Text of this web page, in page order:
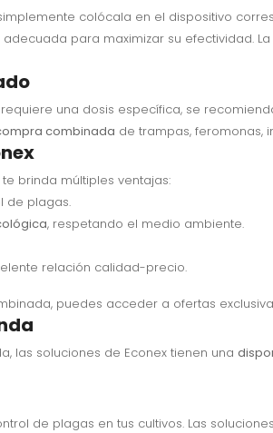
colócala en el dispositivo
para maximizar su efectividad.
una dosis específica, se
combinada de trampas, feromonas,
brinda múltiples ventajas:
de plagas.
, respetando el medio ambiente.
relación calidad-precio.
puedes acceder a ofertas
las soluciones de Econex tienen una
de plagas en tus cultivos. Las